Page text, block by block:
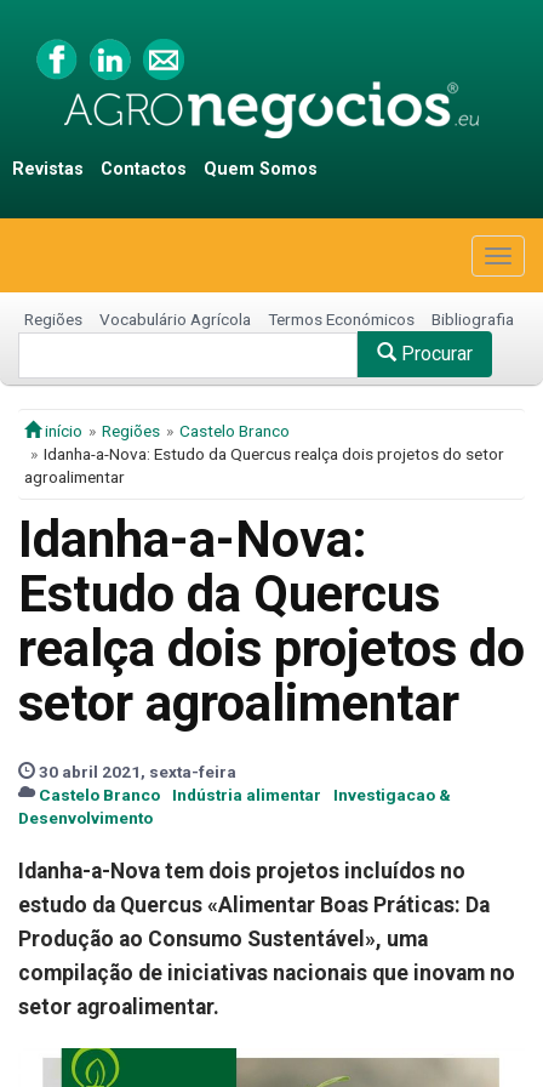
Revistas Contactos Quem Somos
Regiões Vocabulário Agrícola Termos Económicos Bibliografia
Procurar
início Regiões
Castelo Branco
Idanha-a-Nova: Estudo da Quercus realça dois projetos do setor
agroalimentar
Idanha-a-Nova:
Estudo da Quercus
realça dois projetos do
setor agroalimentar
30 abril 2021, sexta-feira
Castelo Branco
Indústria alimentar
Investigacao &
Desenvolvimento
Idanha-a-Nova tem dois projetos incluídos no
estudo da Quercus «Alimentar Boas Práticas: Da
Produção ao Consumo Sustentável», uma
compilação de iniciativas nacionais que inovam no
setor agroalimentar.